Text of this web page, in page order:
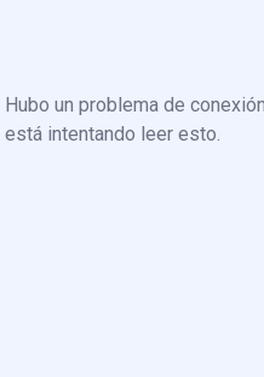
Hubo un problema de
está intentando leer esto.